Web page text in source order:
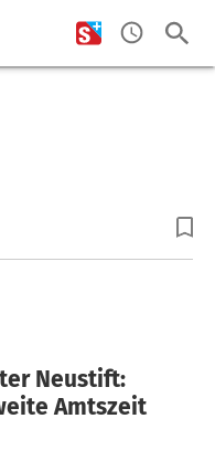
Neustift:
Amtszeit